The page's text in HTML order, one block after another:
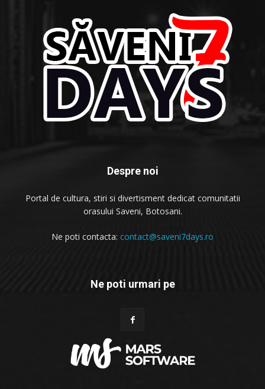
Despre noi
Portal de cultura, stiri si divertisment dedicat comunitatii
orasului Saveni, Botosani.
Ne poti contacta: contact@saveni7days.ro
Ne poti urmari pe